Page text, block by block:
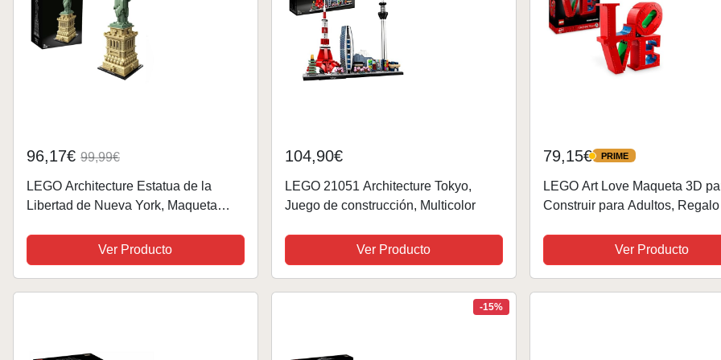
96,17€ 99,99€
LEGO Architecture Estatua de la
Libertad de Nueva York, Maqueta
Adolescentes, Decoración de Casa y
Oficina, Idea de Regalo para...
Ver Producto
104,90€
LEGO 21051 Architecture Tokyo,
Juego de construcción, Multicolor
Ver Producto
79,15€ PRIME
PRIME
LEGO Art Love Maqueta 3D
Construir para Adultos,
Madre, Letras de Decoración
Casa y Dormitorio,...
Ver Producto
-15%